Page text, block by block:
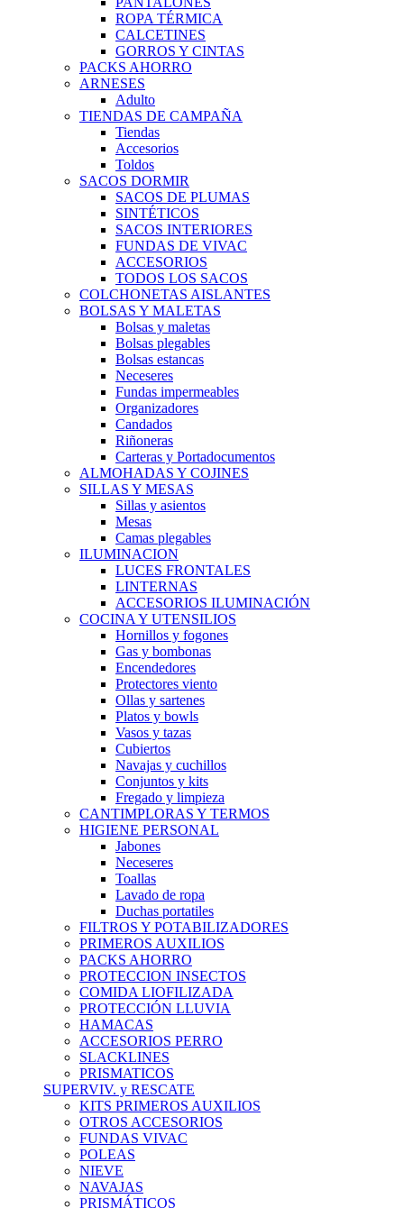
ROPA TÉRMICA
CALCETINES
GORROS Y CINTAS
PACKS AHORRO
ARNESES
Adulto
TIENDAS DE CAMPAÑA
Tiendas
Accesorios
Toldos
SACOS DORMIR
SACOS DE PLUMAS
SINTÉTICOS
SACOS INTERIORES
FUNDAS DE VIVAC
ACCESORIOS
TODOS LOS SACOS
COLCHONETAS AISLANTES
BOLSAS Y MALETAS
Bolsas y maletas
Bolsas plegables
Bolsas estancas
Neceseres
Fundas impermeables
Organizadores
Candados
Riñoneras
Carteras y Portadocumentos
ALMOHADAS Y COJINES
SILLAS Y MESAS
Sillas y asientos
Mesas
Camas plegables
ILUMINACION
LUCES FRONTALES
LINTERNAS
ACCESORIOS ILUMINACIÓN
COCINA Y UTENSILIOS
Hornillos y fogones
Gas y bombonas
Encendedores
Protectores viento
Ollas y sartenes
Platos y bowls
Vasos y tazas
Cubiertos
Navajas y cuchillos
Conjuntos y kits
Fregado y limpieza
CANTIMPLORAS Y TERMOS
HIGIENE PERSONAL
Jabones
Neceseres
Toallas
Lavado de ropa
Duchas portatiles
FILTROS Y POTABILIZADORES
PRIMEROS AUXILIOS
PACKS AHORRO
PROTECCION INSECTOS
COMIDA LIOFILIZADA
PROTECCIÓN LLUVIA
HAMACAS
ACCESORIOS PERRO
SLACKLINES
PRISMATICOS
SUPERVIV. y RESCATE
KITS PRIMEROS AUXILIOS
OTROS ACCESORIOS
FUNDAS VIVAC
POLEAS
NIEVE
NAVAJAS
PRISMÁTICOS